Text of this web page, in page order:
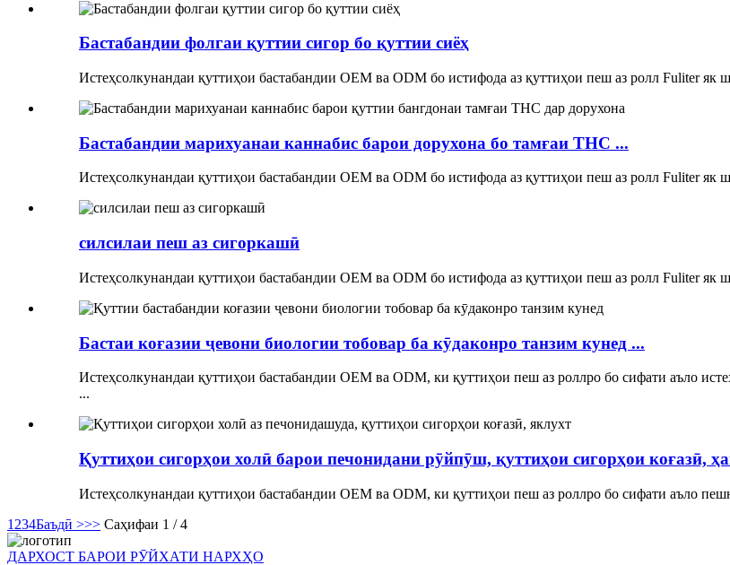
Бастабандии фолгаи қуттии сигор бо қуттии сиёҳ
Истеҳсолкунандаи қуттиҳои бастабандии OEM ва ODM бо истифода аз қуттиҳои пеш аз ролл Fuliter як
Бастабандии марихуанаи каннабис барои дорухона бо тамғаи THC ...
Истеҳсолкунандаи қуттиҳои бастабандии OEM ва ODM бо истифода аз қуттиҳои пеш аз ролл Fuliter як
силсилаи пеш аз сигоркашӣ
Истеҳсолкунандаи қуттиҳои бастабандии OEM ва ODM бо истифода аз қуттиҳои пеш аз ролл Fuliter як
Бастаи коғазии ҷевони биологии тобовар ба кӯдаконро танзим кунед ...
Истеҳсолкунандаи қуттиҳои бастабандии OEM ва ODM, ки қуттиҳои пеш аз роллро бо сифати аъло
...
Қуттиҳои сигорҳои холӣ барои печонидани рӯйпӯш, қуттиҳои сигорҳои коғазӣ,
Истеҳсолкунандаи қуттиҳои бастабандии OEM ва ODM, ки қуттиҳои пеш аз роллро бо сифати аъло
1 234Баъдӣ >>> Саҳифаи 1 / 4
ДАРХОСТ БАРОИ РӮЙХАТИ НАРХҲО